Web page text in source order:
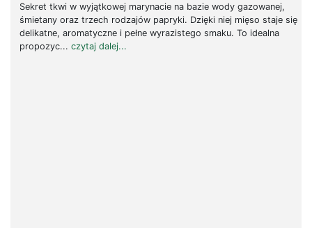
Sekret tkwi w wyjątkowej marynacie na bazie wody gazowanej,
śmietany oraz trzech rodzajów papryki. Dzięki niej mięso staje się
delikatne, aromatyczne i pełne wyrazistego smaku. To idealna
propozyc... czytaj dalej...